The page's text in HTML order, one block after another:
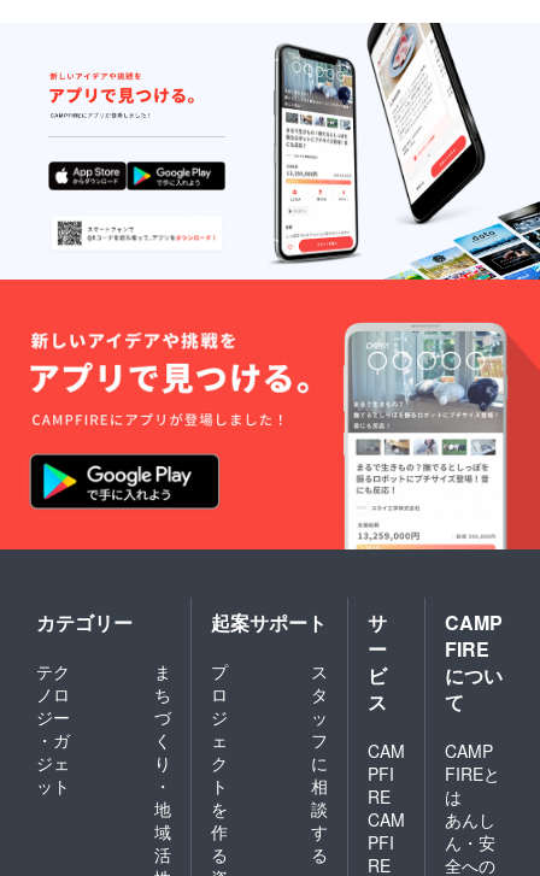
カテゴリー
テク
ノロ
ジー
・ガ
ジェ
ット
ま
ち
づ
く
り
・
地
域
活
起案サポート
プ
ロ
ジ
ェ
ク
ト
を
作
る
ス
タ
ッ
フ
に
相
談
す
る
サ
ー
ビ
ス
CAM
PFI
RE
CAM
PFI
RE
CAMP
FIRE
につい
て
CAMP
FIREと
は
あんし
ん・安
全への